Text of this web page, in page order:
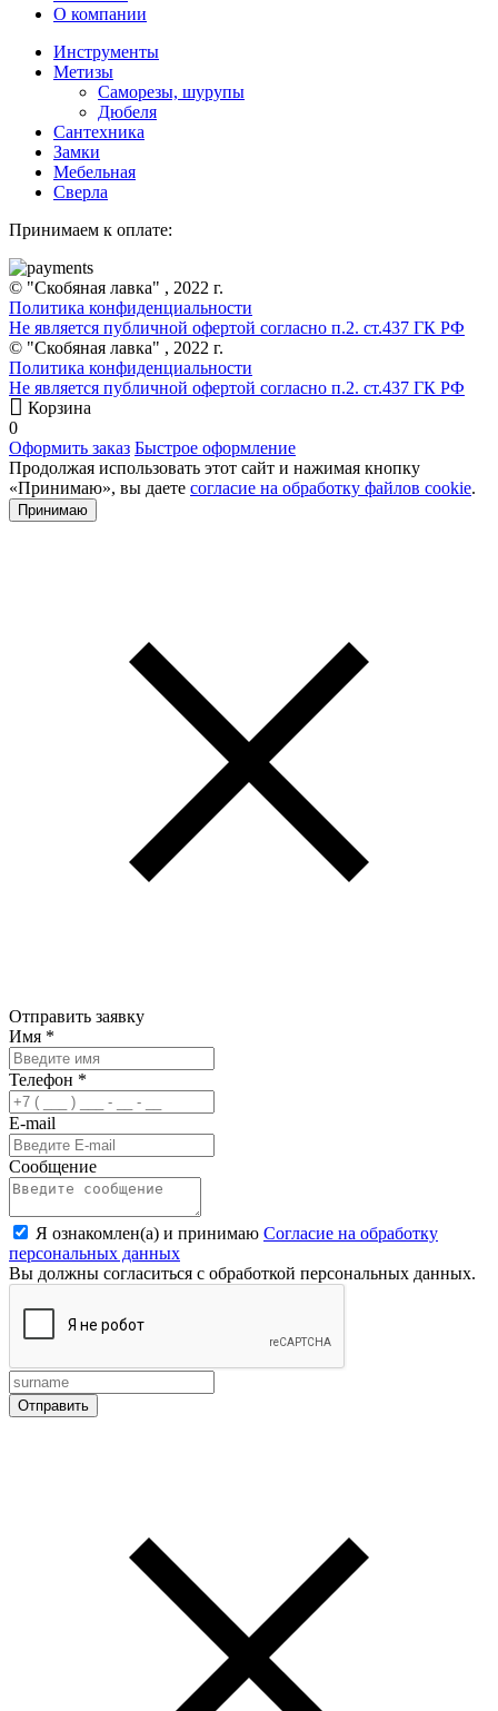
О компании
Инструменты
Метизы
Саморезы, шурупы
Дюбеля
Сантехника
Замки
Мебельная
Сверла
Принимаем к оплате:
© "Скобяная лавка" , 2022 г.
Политика конфиденциальности
Не является публичной офертой согласно п.2. ст.437 ГК РФ
© "Скобяная лавка" , 2022 г.
Политика конфиденциальности
Не является публичной офертой согласно п.2. ст.437 ГК РФ
Корзина
0
Оформить заказ Быстрое оформление
Продолжая использовать этот сайт и нажимая кнопку
«Принимаю», вы даете согласие на обработку файлов cookie.
Принимаю
Отправить заявку
Имя *
Телефон *
E-mail
Сообщение
Я ознакомлен(а) и принимаю Согласие на обработку
персональных данных
Вы должны согласиться с обработкой персональных данных.